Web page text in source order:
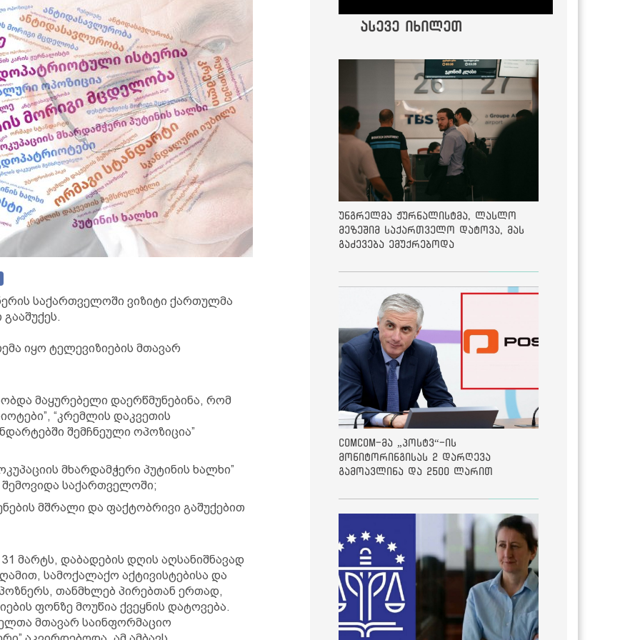
საქართველოში ვიზიტი ქართულმა
იყო ტელევიზიების მთავარ
მაყურებელი დაერწმუნებინა, რომ
“კრემლის დაკვეთის
შემჩნეული ოპოზიცია”
მხარდამჭერი პუტინის ხალხი”
საქართველოში;
მშრალი და ფაქტობრივი გაშუქებით
მარტს, დაბადების დღის აღსანიშნავად
სამოქალაქო აქტივისტებისა და
თანმხლებ პირებთან ერთად,
ფონზე მოუწია ქვეყნის დატოვება.
მთავარ საინფორმაციო
ასევე იხილეთ
უნგრელმა ჟურნალისტმა, ლასლო
მეზეშიმ საქართველო დატოვა, მას
გაძევება ემუქრებოდა
ComCom-მა „პოსტვ“-ის
მონიტორინგისას 2 დარღევა
გამოავლინა და 2500 ლარით